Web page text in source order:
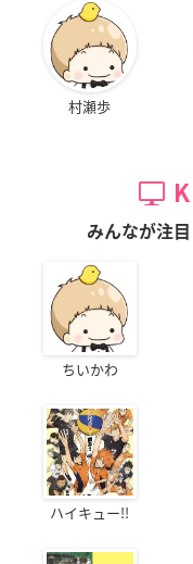
村瀬歩
みんなが注
ちいかわ
ハイキュー!!